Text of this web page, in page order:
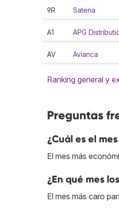
9R Satena
A1 APG
AV Avianca
Ranking general y
Preguntas
¿Cuál es el
El mes más
¿En qué mes
El mes más caro